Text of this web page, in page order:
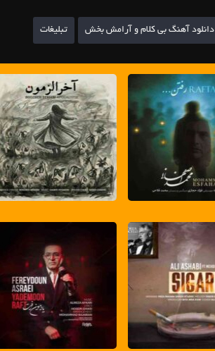
دانلود آهنگ بی کلام و آرامش بخش تبلیغات